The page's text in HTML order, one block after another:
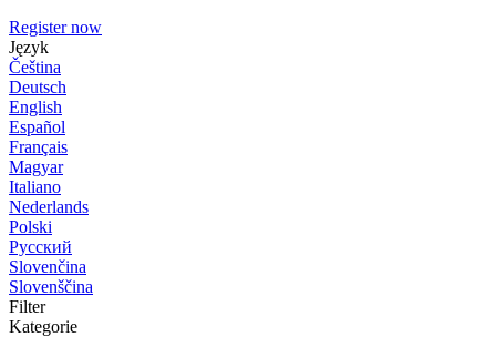
Register now
Język
Čeština
Deutsch
English
Español
Français
Magyar
Italiano
Nederlands
Polski
Русский
Slovenčina
Slovenščina
Filter
Kategorie